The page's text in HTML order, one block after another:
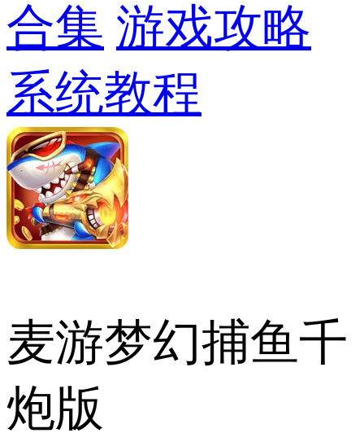
合集 游戏攻略
系统教程
麦游梦幻捕鱼千
炮版